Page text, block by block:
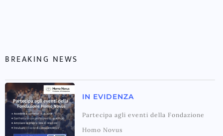
BREAKING NEWS
IN EVIDENZA
Partecipa agli eventi della Fondazione
Homo Novus